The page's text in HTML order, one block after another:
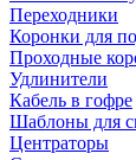
Переходники
Коронки для
Проходные
Удлинители
Кабель в гофре
Шаблоны для
Центраторы